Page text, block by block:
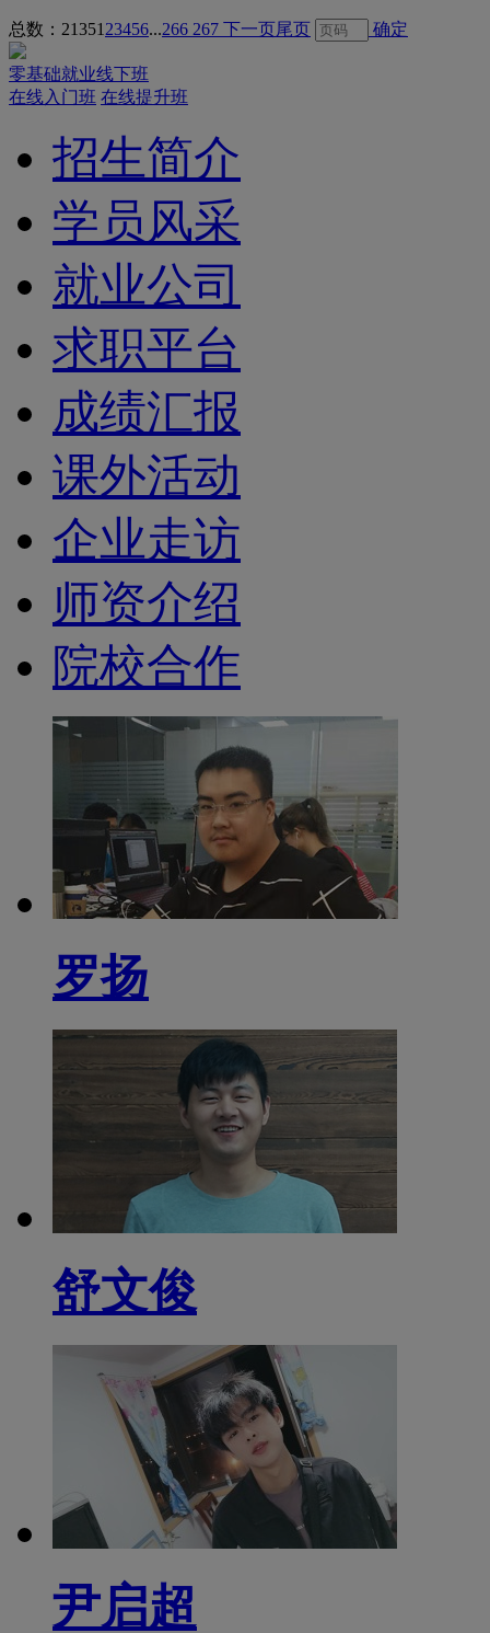
总数：21351 23456...266 267 下一页尾页 确定
零基础就业线下班
在线入门班 在线提升班
招生简介
学员风采
就业公司
求职平台
成绩汇报
课外活动
企业走访
师资介绍
院校合作
罗扬
舒文俊
尹启超